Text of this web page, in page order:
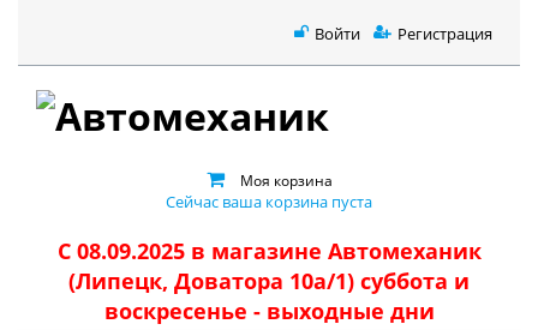
Войти Регистрация
Моя корзина
Сейчас ваша корзина пуста
С 08.09.2025 в магазине Автомеханик
(Липецк, Доватора 10а/1) суббота и
воскресенье - выходные дни